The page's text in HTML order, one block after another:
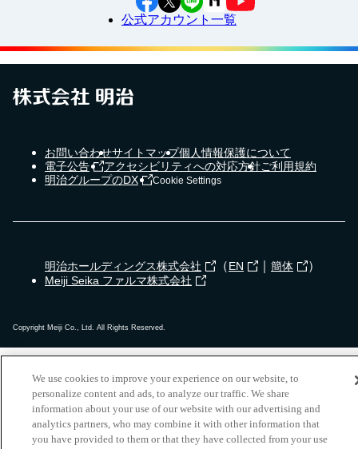
公式アカウント一覧
お問い合わせサイトマップ個人情報保護について
電子公告
アクセシビリティへの対応方針ご利用規約
明治グループのDX
Cookie Settings
明治ホールディングス株式会社 （EN 簡体 ）
Meiji Seika ファルマ株式会社
Copyright Meiji Co., Ltd. All Rights Reserved.
We use cookies to improve your experience on our website, to
personalize content and ads, to analyze our traffic. We share
information about your use of our website with our advertising and
analytics partners, who may combine it with other information that
you have provided to them or that they have collected from your use